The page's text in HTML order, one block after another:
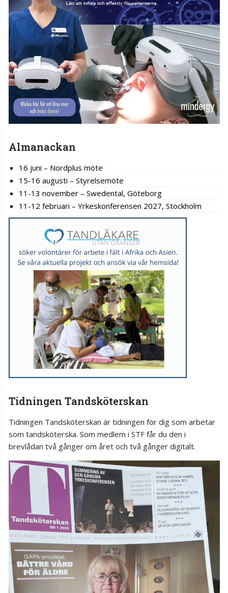
Almanackan
16 juni – Nordplus möte
15-16 augusti – Styrelsemöte
11-13 november – Swedental, Göteborg
11-12 februari – Yrkeskonferensen 2027, Stockholm
Tidningen Tandsköterskan
Tidningen Tandsköterskan är tidningen för dig som arbetar
som tandsköterska. Som medlem i STF får du den i
brevlådan två gånger om året och två gånger digitalt.